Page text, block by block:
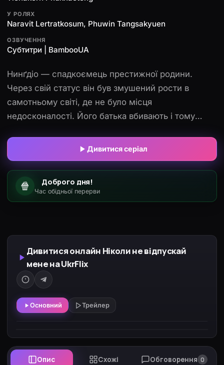
У РОЛЯХ
Naravit Lertratkosum, Phuwin Tangsakyuen
ОЗВУЧЕННЯ
Субтитри | BambooUA
Нинґдіо — спадкоємець престижної родини.
Через свій статус він був змушений рости в
самотньому світі, де не було місця
недосконалості. Його батька вбивають і тому
та юнака все ще знаходяться в небезпеці.
Зрештою, було вирішено найняти Палма, аби той
захищав юного панича від небезпек у школі та
поза нею. Поява нового охоронця в мінливому
житті Нинґдіо змусить його відчути нові емоції.
Дивитися серіал
🍿 Доброго дня!
Час обідньої перерви
Дивитися онлайн Ніколи не відпускай
мене на UkrFlix
Основний Трейлер
Опис Схожі Обговорення 0